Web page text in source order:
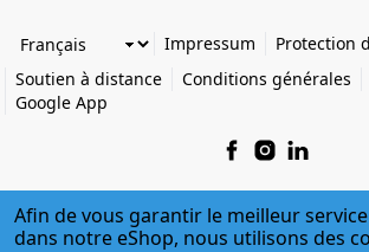
Impressum
Protection
Soutien à distance
Conditions générales
Google App
© 2026 Egger + Co. AG
Afin de vous garantir le meilleur
dans notre eShop, nous utilisons des